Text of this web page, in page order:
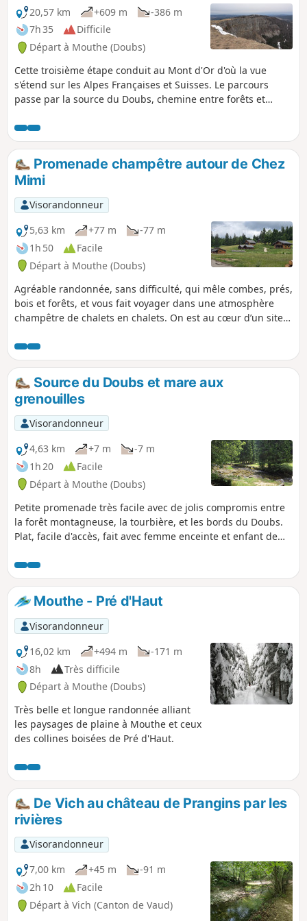
présent sur le site.
20,57 km
+609 m
-386 m
7h 35
Difficile
Départ à Mouthe (Doubs)
Cette troisième étape conduit au Mont d'Or d'où la vue
s'étend sur les Alpes Françaises et Suisses. Le parcours
passe par la source du Doubs, chemine entre forêts et
redescendre au refuge CAF du Gros Morond.
Promenade champêtre autour de Chez
Mimi
Visorandonneur
5,63 km
+77 m
-77 m
1h 50
Facile
Départ à Mouthe (Doubs)
Agréable randonnée, sans difficulté, qui mêle combes, prés,
bois et forêts, et vous fait voyager dans une atmosphère
champêtre de chalets en chalets. On est au cœur d’un site
Doubs pour son patrimoine paysager, faunistique,
floristique, et géologique remarquable.
Source du Doubs et mare aux
grenouilles
Visorandonneur
4,63 km
+7 m
-7 m
1h 20
Facile
Départ à Mouthe (Doubs)
Petite promenade très facile avec de jolis compromis entre
la forêt montagneuse, la tourbière, et les bords du Doubs.
Plat, facile d'accès, fait avec femme enceinte et enfant de
Mouthe - Pré d'Haut
Visorandonneur
16,02 km
+494 m
-171 m
8h
Très difficile
Départ à Mouthe (Doubs)
Très belle et longue randonnée alliant
les paysages de plaine à Mouthe et ceux
des collines boisées de Pré d'Haut.
De Vich au château de Prangins par les
rivières
Visorandonneur
7,00 km
+45 m
-91 m
2h 10
Facile
Départ à Vich (Canton de Vaud)